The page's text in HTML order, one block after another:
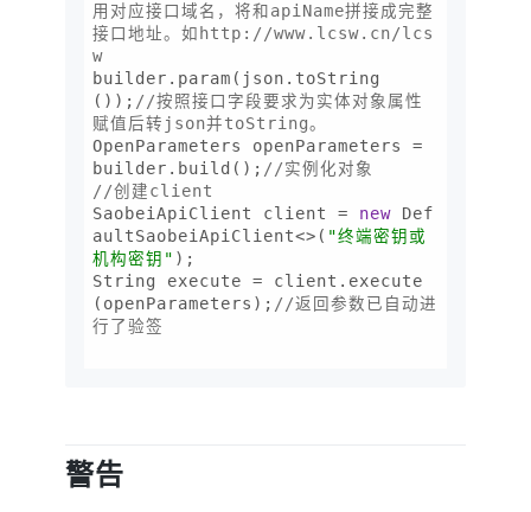
用对应接口域名，将和apiName拼接成完整
接口地址。如http://www.lcsw.cn/lcs
w
builder.param(json.toString
()); //按照接口字段要求为实体对象属性
赋值后转json并toString。
OpenParameters openParameters =
builder.build(); //实例化对象
//创建client
SaobeiApiClient client = new Def
aultSaobeiApiClient<>( "终端密钥或
机构密钥" );
String execute = client.execute
(openParameters); //返回参数已自动进
行了验签
警告